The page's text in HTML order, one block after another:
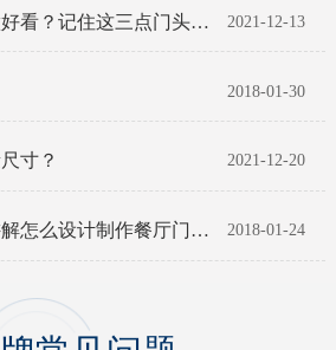
2021-12-13
门头广告招牌怎么做好看？记住这三点门头招牌脱颖而出！
2018-01-30
2021-12-20
寸？
2018-01-24
广告招牌制作公司讲解怎么设计制作餐厅门头招牌